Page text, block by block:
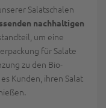
Salatschalen
nachhaltigen
um eine
für Salate
zu den Bio-
Kunden, ihren Salat